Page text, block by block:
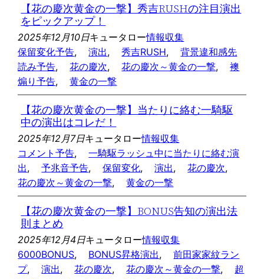
【花の慶次黄金の一撃】秀吉RUSHの注目演出
をピックアップ！
2025年12月10日キュータロー情報収集
保留変化予告, 演出, 秀吉RUSH,
背景違和感先
読み予告, 花の慶次, 花の慶次～黄金の一撃,
襖
煽り予告, 黄金の一撃
【花の慶次黄金の一撃】当たりに絡む一騎駆
中の演出はコレだ！
2025年12月7日キュータロー情報収集
コメント予告,
一騎駆ラッシュ中に当たりに絡む演
出, 予兆音予告, 保留変化, 演出, 花の慶次
花の慶次～黄金の一撃, 黄金の一撃
【花の慶次黄金の一撃】BONUS告知の演出法
則まとめ
2025年12月4日キュータロー情報収集
6000BONUS, BONUS昇格演出,
前田家家紋ラン
プ, 演出, 花の慶次, 花の慶次～黄金の一撃,
超